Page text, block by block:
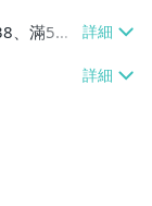
、滿5件
取貨
【單件
運
滿5件